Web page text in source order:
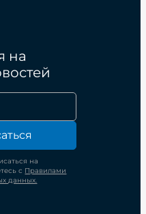
на
на
с Правилами
данных.